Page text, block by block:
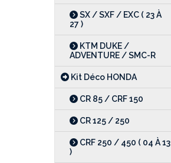
SX / SXF / EXC ( 23 À
27 )
KTM DUKE /
ADVENTURE / SMC-R
Kit Déco HONDA
CR 85 / CRF 150
CR 125 / 250
CRF 250 / 450 ( 04 À 13
)